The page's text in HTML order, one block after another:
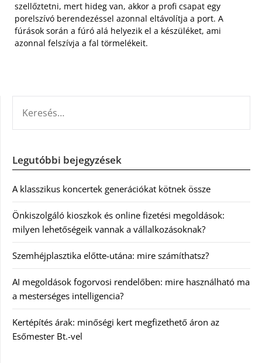
szellőztetni, mert hideg van, akkor a profi csapat egy
porelszívó berendezéssel azonnal eltávolítja a port. A
fúrások során a fúró alá helyezik el a készüléket, ami
azonnal felszívja a fal törmelékeit.
Legutóbbi bejegyzések
A klasszikus koncertek generációkat kötnek össze
Önkiszolgáló kioszkok és online fizetési megoldások:
milyen lehetőségeik vannak a vállalkozásoknak?
Szemhéjplasztika előtte-utána: mire számíthatsz?
AI megoldások fogorvosi rendelőben: mire használható ma
a mesterséges intelligencia?
Kertépítés árak: minőségi kert megfizethető áron az
Esőmester Bt.-vel